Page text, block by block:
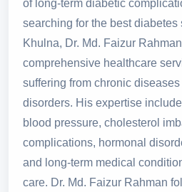
of long-term diabetic
searching for the best diabetes
Khulna, Dr. Md. Faizur
comprehensive healthcare
suffering from chronic
disorders. His expertise
blood pressure, cholesterol
complications, hormonal
and long-term medical
care. Dr. Md. Faizur Rahman